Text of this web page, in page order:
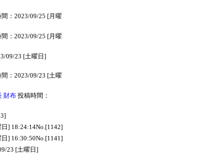
：2023/09/25 [月曜
：2023/09/25 [月曜
09/23 [土曜日]
：2023/09/23 [土曜
財布 投稿時間：
] 18:24:14No.[1142]
] 16:30:50No.[1141]
23 [土曜日]